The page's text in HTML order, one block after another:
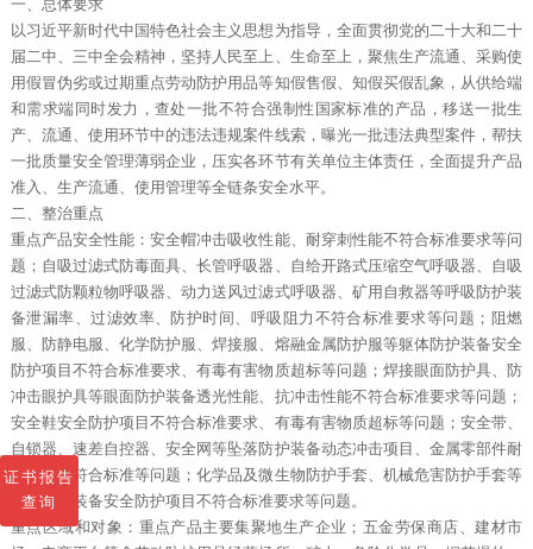
一、总体要求
以习近平新时代中国特色社会主义思想为指导，全面贯彻党的二十大和二十
届二中、三中全会精神，坚持人民至上、生命至上，聚焦生产流通、采购使
用假冒伪劣或过期重点劳动防护用品等知假售假、知假买假乱象，从供给端
和需求端同时发力，查处一批不符合强制性国家标准的产品，移送一批生
产、流通、使用环节中的违法违规案件线索，曝光一批违法典型案件，帮扶
一批质量安全管理薄弱企业，压实各环节有关单位主体责任，全面提升产品
准入、生产流通、使用管理等全链条安全水平。
二、整治重点
重点产品安全性能：安全帽冲击吸收性能、耐穿刺性能不符合标准要求等问
题；自吸过滤式防毒面具、长管呼吸器、自给开路式压缩空气呼吸器、自吸
过滤式防颗粒物呼吸器、动力送风过滤式呼吸器、矿用自救器等呼吸防护装
备泄漏率、过滤效率、防护时间、呼吸阻力不符合标准要求等问题；阻燃
服、防静电服、化学防护服、焊接服、熔融金属防护服等躯体防护装备安全
防护项目不符合标准要求、有毒有害物质超标等问题；焊接眼面防护具、防
冲击眼护具等眼面防护装备透光性能、抗冲击性能不符合标准要求等问题；
安全鞋安全防护项目不符合标准要求、有毒有害物质超标等问题；安全带、
自锁器、速差自控器、安全网等坠落防护装备动态冲击项目、金属零部件耐
腐蚀性不符合标准等问题；化学品及微生物防护手套、机械危害防护手套等
手部防护装备安全防护项目不符合标准要求等问题。
重点区域和对象：重点产品主要集聚地生产企业；五金劳保商店、建材市
证书报告
查询